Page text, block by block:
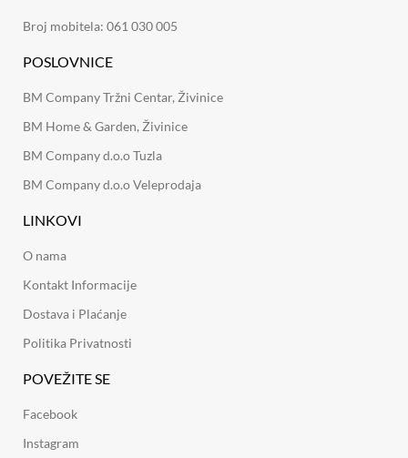
Broj mobitela: 061 030 005
POSLOVNICE
BM Company Tržni Centar, Živinice
BM Home & Garden, Živinice
BM Company d.o.o Tuzla
BM Company d.o.o Veleprodaja
LINKOVI
O nama
Kontakt Informacije
Dostava i Plaćanje
Politika Privatnosti
POVEŽITE SE
Facebook
Instagram